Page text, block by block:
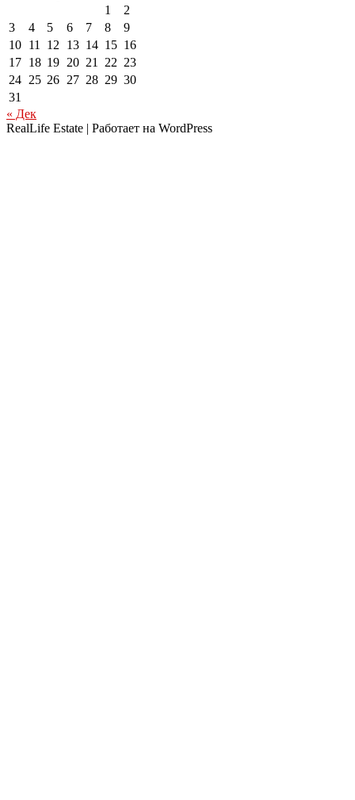
1
2
3
4 5 6 7 8
9
10 11 12 13 14 15 16
17 18 19 20 21 22 23
24 25 26 27 28 29 30
31
« Дек
RealLife Estate | Работает на WordPress